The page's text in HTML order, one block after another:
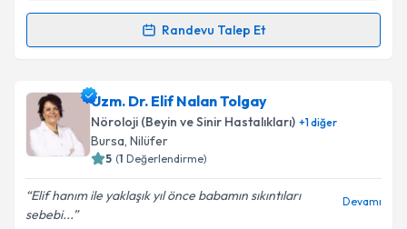
kapsamda işlenmesini kabul ediyorum.
Randevu Talep Et
Randevu Takvimi Talebi
Prof. Dr. Mehmet Ali Ekiciiçin randevu takvimi
talebi oluşturun. Size bu uzmandan randevu almanız
için bir takvim hazırlandığında e-posta ile
bilgilendireceğiz.
E-posta Adresiniz
Uzm. Dr. Elif Nalan Tolgay
Nöroloji (Beyin ve Sinir Hastalıkları) +1diğer
Bursa, Nilüfer
5 (1 Değerlendirme)
Elif hanım ile yaklaşık yıl önce babamın sıkıntıları
sebebi...
Devamı